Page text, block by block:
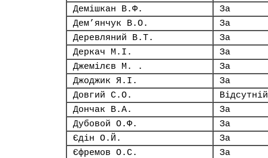
Демішкан В.Ф.
За
Дем’янчук В.О.
За
Деревляний В.Т.
За
Деркач М.І.
За
Джемілєв М. .
За
Джоджик Я.І.
За
Довгий С.О.
Відсутній
Дончак В.А.
За
Дубовой О.Ф.
За
Єдін О.Й.
За
Єфремов О.С.
За